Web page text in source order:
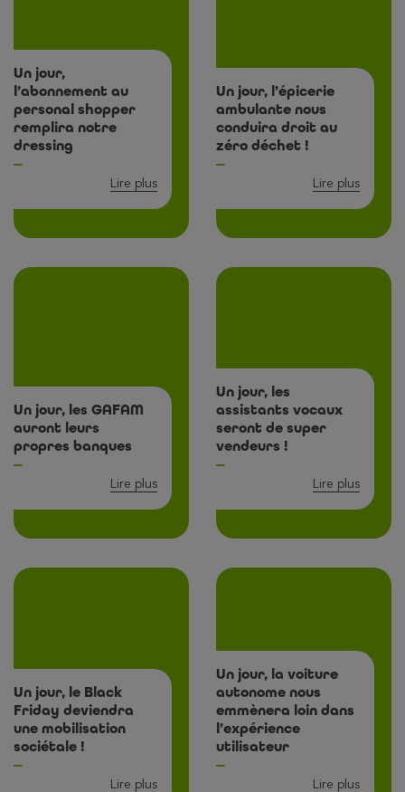
Un jour,
l’abonnement au
personal shopper
remplira notre
dressing
Lire plus
Un jour, l’épicerie
ambulante nous
conduira droit au
zéro déchet !
Lire plus
Un jour, les GAFAM
auront leurs
propres banques
Lire plus
Un jour, les
assistants vocaux
seront de super
vendeurs !
Lire plus
Un jour, le Black
Friday deviendra
une mobilisation
sociétale !
Lire plus
Un jour, la voiture
autonome nous
emmènera loin dans
l’expérience
utilisateur
Lire plus